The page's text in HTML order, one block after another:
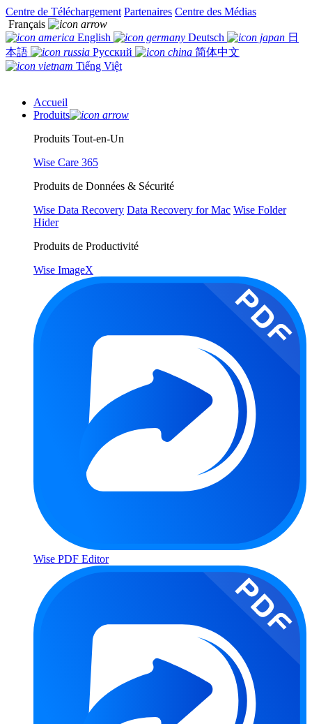
Centre de Téléchargement Partenaires Centre des Médias
Français
English
Deutsch
日
本語
Русский
简体中文
Tiếng Việt
Accueil
Produits
Produits Tout-en-Un
Wise Care 365
Produits de Données & Sécurité
Wise Data Recovery Data Recovery for Mac Wise Folder
Hider
Produits de Productivité
Wise ImageX
Wise PDF Editor